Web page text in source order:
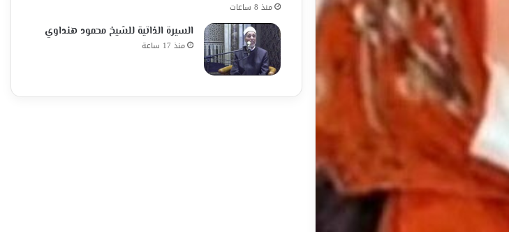
منذ 8 ساعات
السيرة الذاتية للشيخ محمود هنداوي
منذ 17 ساعة